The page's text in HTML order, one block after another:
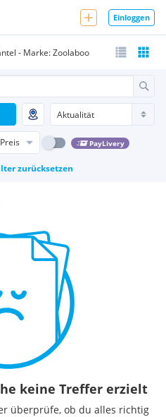
Einloggen
- Marke: Zoolaboo
Preis PayLivery
zurücksetzen
keine Treffer erzielt
überprüfe, ob du alles richtig